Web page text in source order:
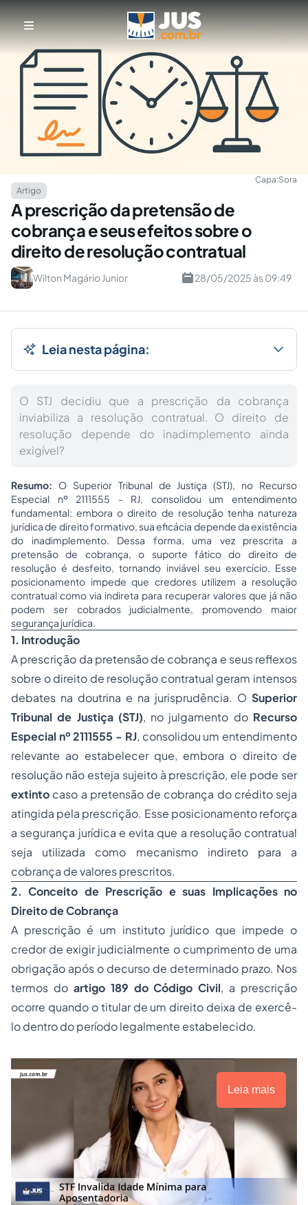
Capa:Sora
Artigo
A prescrição da pretensão de
cobrança e seus efeitos sobre o
direito de resolução contratual
Wilton Magário Junior 28/05/2025 às 09:49
Leia nesta página:
O STJ decidiu que a prescrição da cobrança
inviabiliza a resolução contratual. O direito de
resolução depende do inadimplemento ainda
exigível?
Resumo: O Superior Tribunal de Justiça (STJ), no Recurso
Especial nº 2111555 - RJ, consolidou um entendimento
fundamental: embora o direito de resolução tenha natureza
jurídica de direito formativo, sua eficácia depende da existência
do inadimplemento. Dessa forma, uma vez prescrita a
pretensão de cobrança, o suporte fático do direito de
resolução é desfeito, tornando inviável seu exercício. Esse
posicionamento impede que credores utilizem a resolução
contratual como via indireta para recuperar valores que já não
podem ser cobrados judicialmente, promovendo maior
segurança jurídica.
1. Introdução
A prescrição da pretensão de cobrança e seus reflexos
sobre o direito de resolução contratual geram intensos
debates na doutrina e na jurisprudência. O Superior
Tribunal de Justiça (STJ), no julgamento do Recurso
Especial nº 2111555 - RJ, consolidou um entendimento
relevante ao estabelecer que, embora o direito de
resolução não esteja sujeito à prescrição, ele pode ser
extinto caso a pretensão de cobrança do crédito seja
atingida pela prescrição. Esse posicionamento reforça
a segurança jurídica e evita que a resolução contratual
seja utilizada como mecanismo indireto para a
cobrança de valores prescritos.
2. Conceito de Prescrição e suas Implicações no
Direito de Cobrança
A prescrição é um instituto jurídico que impede o
credor de exigir judicialmente o cumprimento de uma
obrigação após o decurso de determinado prazo. Nos
termos do artigo 189 do Código Civil, a prescrição
ocorre quando o titular de um direito deixa de exercê-
lo dentro do período legalmente estabelecido.
Leia mais